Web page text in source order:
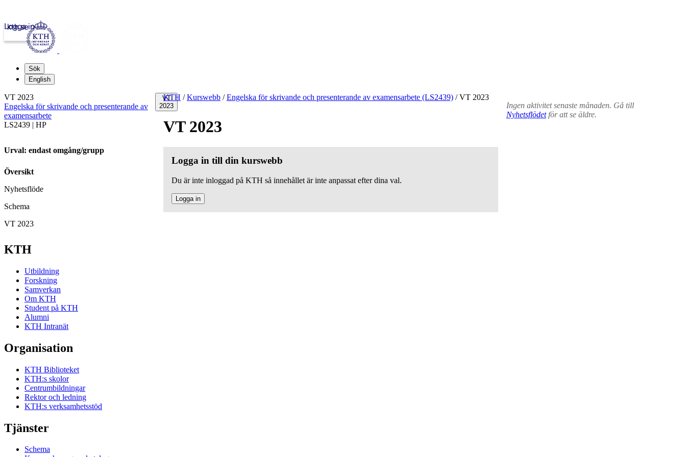
kth.se
Logga in
Sök
English
VT
2023
KTH / Kurswebb / Engelska för skrivande och presenterande av examensarbete (LS2439) /VT 2023
VT 2023
Logga in till din kurswebb
Du är inte inloggad på KTH så innehållet är inte anpassat efter dina val.
Logga in
Ingen aktivitet senaste månaden. Gå till
Nyhetsflödetför att se äldre.
VT 2023
Engelska för skrivande och presenterande av
examensarbete
LS2439 | HP
Urval: endast omgång/grupp
Översikt
Nyhetsflöde
Schema
VT 2023
KTH
Utbildning
Forskning
Samverkan
Om KTH
Student på KTH
Alumni
KTH Intranät
Organisation
KTH Biblioteket
KTH:s skolor
Centrumbildningar
Rektor och ledning
KTH:s verksamhetsstöd
Tjänster
Schema